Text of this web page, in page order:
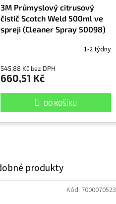
3M Průmyslový citrusový
čistič Scotch Weld 500ml ve
spreji (Cleaner Spray 50098)
1-2 týdny
545,88 Kč bez DPH
660,51 Kč
DO KOŠÍKU
Kód: 7000070523